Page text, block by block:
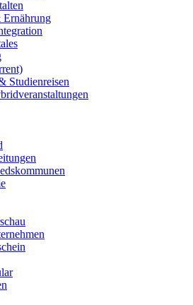
Ernährung
Studienreisen